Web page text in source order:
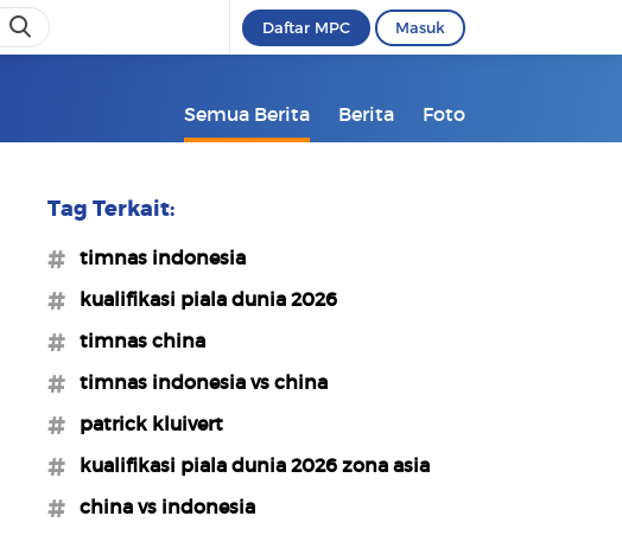
Daftar MPC Masuk
Semua Berita Berita Foto
Tag Terkait:
#timnas indonesia
#kualifikasi piala dunia 2026
#timnas china
#timnas indonesia vs china
#patrick kluivert
#kualifikasi piala dunia 2026 zona asia
#china vs indonesia